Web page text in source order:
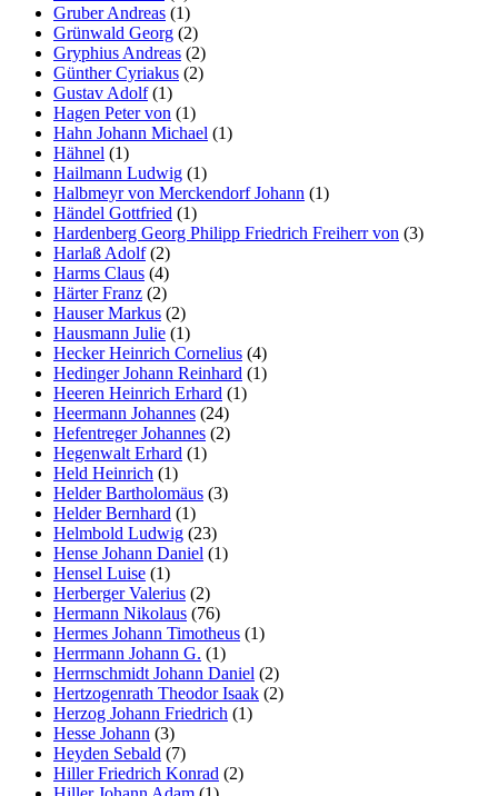
Gruber Andreas (1)
Grünwald Georg (2)
Gryphius Andreas (2)
Günther Cyriakus (2)
Gustav Adolf(1)
Hagen Peter von (1)
Hahn Johann Michael (1)
Hähnel (1)
Hailmann Ludwig (1)
Halbmeyr von Merckendorf Johann (1)
Händel Gottfried (1)
Hardenberg Georg Philipp Friedrich Freiherr von (3)
Harlaß Adolf(2)
Harms Claus (4)
Härter Franz (2)
Hauser Markus (2)
Hausmann Julie (1)
Hecker Heinrich Cornelius (4)
Hedinger Johann Reinhard (1)
Heeren Heinrich Erhard (1)
Heermann Johannes (24)
Hefentreger Johannes (2)
Hegenwalt Erhard (1)
Held Heinrich (1)
Helder Bartholomäus (3)
Helder Bernhard (1)
Helmbold Ludwig (23)
Hense Johann Daniel (1)
Hensel Luise (1)
Herberger Valerius (2)
Hermann Nikolaus (76)
Hermes Johann Timotheus (1)
Herrmann Johann G. (1)
Herrnschmidt Johann Daniel (2)
Hertzogenrath Theodor Isaak (2)
Herzog Johann Friedrich (1)
Hesse Johann (3)
Heyden Sebald (7)
Hiller Friedrich Konrad (2)